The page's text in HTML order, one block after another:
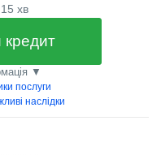
хв
▼
послуги
наслідки